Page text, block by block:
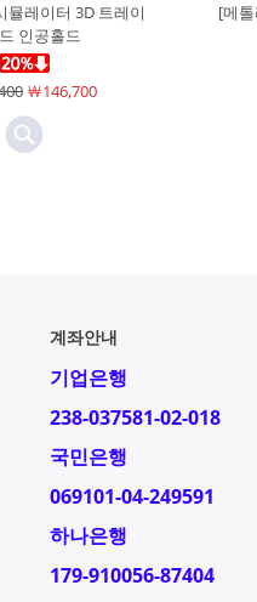
뮬레이터 3D 트레이
인공홀드
￦146,700
[메
계좌안내
기업은행
238-037581-02-018
국민은행
069101-04-249591
하나은행
179-910056-87404